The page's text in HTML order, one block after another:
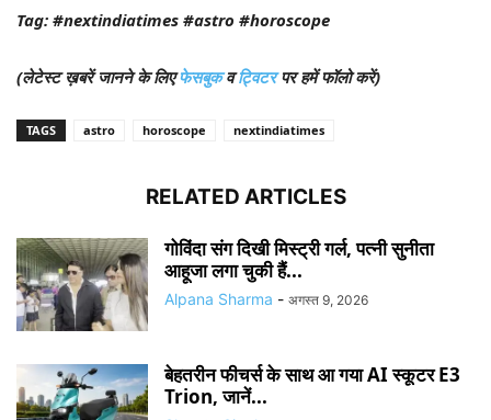
Tag: #nextindiatimes #astro #horoscope
(लेटेस्ट ख़बरें जानने के लिएफेसबुकवट्विटरपर हमें फॉलो करें)
TAGS astro horoscope nextindiatimes
RELATED ARTICLES
गोविंदा संग दिखी मिस्ट्री गर्ल, पत्नी सुनीता
आहूजा लगा चुकी हैं...
Alpana Sharma - अगस्त 9, 2026
बेहतरीन फीचर्स के साथ आ गया AI स्कूटर E3
Trion, जानें...